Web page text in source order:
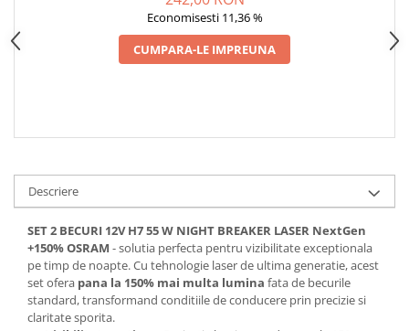
Produse Intretinere si Detailing
Lubrifianti si Spray-uri de Curatare
Articole Auto Sezoniere
Produse de Iarna
Cabluri Pornire
Produse de Vara
Blog
Economisesti 11,36 %
CUMPARA-LE IMPREUNA
Descriere
SET 2 BECURI 12V H7 55 W NIGHT BREAKER LASER NextGen
+150% OSRAM - solutia perfecta pentru vizibilitate exceptionala
pe timp de noapte. Cu tehnologie laser de ultima generatie, acest
set ofera pana la 150% mai multa lumina fata de becurile
standard, transformand conditiile de conducere prin precizie si
claritate sporita.